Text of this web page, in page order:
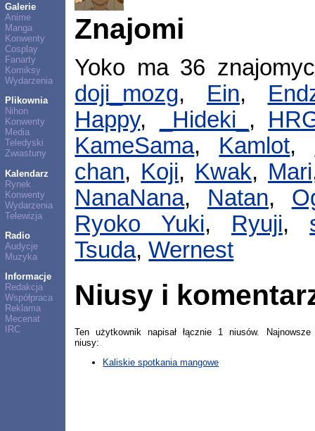
Galerie
Anime
Manga
Konwenty
Cosplay
Fanarty
Komiksy
Wydarzenia
Plikownia
Nihon
Konwenty
Media
Teledyski
Zwiastuny
Kalendarz
Rynek
Konwenty
Wydarzenia
Telewizja
Radio
Audycje
Muzyka
Informacje
Redakcja
Współpraca
Reklama
Mecenat
IRC
Znajomi
Yoko ma 36
doji_mozg, Ein,
Happy, _Hideki_ ,
KameSama, Kamlot,
chan, Koji, Kwak, Mari
NanaNana, Natan,
Ryoko Yuki, Ryuji,
Tsuda,Wernest
Niusy i
Ten użytkownik napisał łącznie 1 niusów. Najnowsze
niusy:
Kaliskie spotkania mangowe